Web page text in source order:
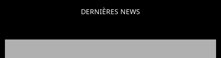
DERNIÈRES NEWS